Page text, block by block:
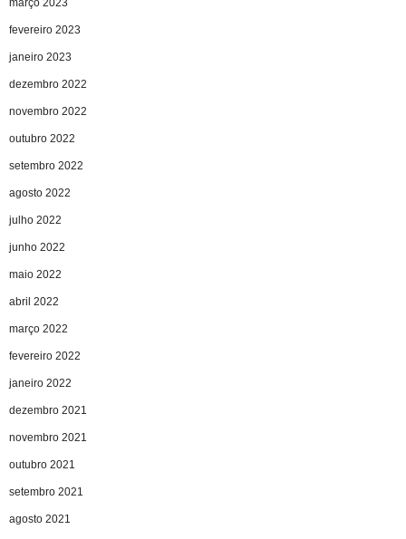
março 2023
fevereiro 2023
janeiro 2023
dezembro 2022
novembro 2022
outubro 2022
setembro 2022
agosto 2022
julho 2022
junho 2022
maio 2022
abril 2022
março 2022
fevereiro 2022
janeiro 2022
dezembro 2021
novembro 2021
outubro 2021
setembro 2021
agosto 2021